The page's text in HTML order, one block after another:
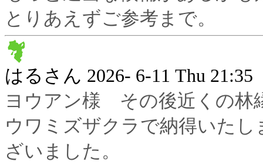
とりあえずご参考まで。
はるさん 2026- 6-11 Thu 21:35
ヨウアン様 その後近くの林
ウワミズザクラで納得いた
ざいました。